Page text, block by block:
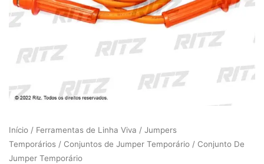
Início/ Ferramentas de Linha Viva / Jumpers
Temporários/ Conjuntos de Jumper Temporário/ Conjunto De
Jumper Temporário